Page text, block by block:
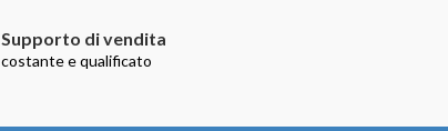
Supporto di vendita
costante e qualificato